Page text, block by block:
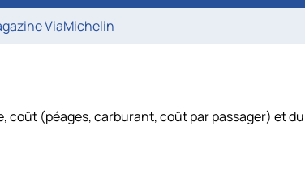
ViaMichelin
(péages, carburant, coût par passager) et